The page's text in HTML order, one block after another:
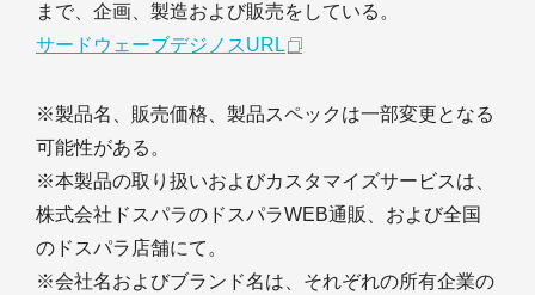
まで、企画、製造および販売をしている。
サードウェーブデジノスURL
※製品名、販売価格、製品スペックは一部変更となる
可能性がある。
※本製品の取り扱いおよびカスタマイズサービスは、
株式会社ドスパラのドスパラWEB通販、および全国
のドスパラ店舗にて。
※会社名およびブランド名は、それぞれの所有企業の